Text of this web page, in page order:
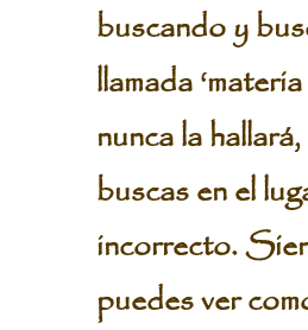
buscando y
llamada
nunca la
buscas en el
incorrecto.
puedes ver